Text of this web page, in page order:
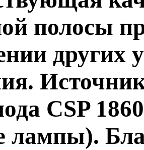
полосы
других
CSP
лампы).